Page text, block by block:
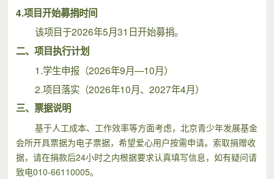
4.项目开始募捐时间
该项目于2026年5月31日开始募捐。
二、项目执行计划
1.学生申报（2026年9月—10月）
2.项目落实（2026年10月、2027年4月）
三、 票据说明
基于人工成本、工作效率等方面考虑，北京青少年发展基金
会所开具票据为电子票据，希望爱心用户按需申请。索取捐赠收
据，请在捐款后24小时之内根据要求认真填写信息，如有疑问请
致电010-66110005。